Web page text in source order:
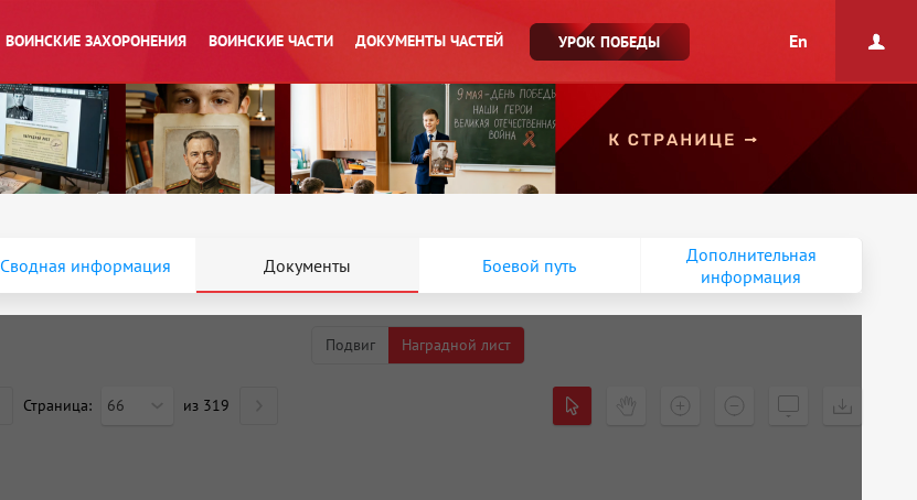
ВОИНСКИЕ ЗАХОРОНЕНИЯ ВОИНСКИЕ ЧАСТИ ДОКУМЕНТЫ ЧАСТЕЙ УРОК ПОБЕДЫ En
Сводная информация Документы Боевой путь
Дополнительная
информация
Подвиг Наградной лист
Страница: 66 из 319